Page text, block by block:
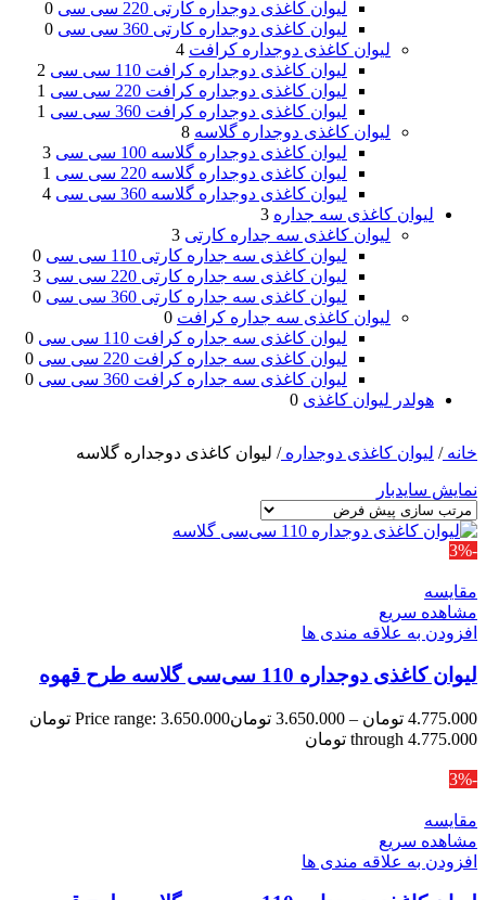
لیوان کاغذی دوجداره کارتی 220 سی سی
0
لیوان کاغذی دوجداره کارتی 360 سی سی
0
لیوان کاغذی دوجداره کرافت 4
لیوان کاغذی دوجداره کرافت 110 سی سی
2
لیوان کاغذی دوجداره کرافت 220 سی سی
1
لیوان کاغذی دوجداره کرافت 360 سی سی
1
لیوان کاغذی دوجداره گلاسه 8
لیوان کاغذی دوجداره گلاسه 100 سی سی
3
لیوان کاغذی دوجداره گلاسه 220 سی سی
1
لیوان کاغذی دوجداره گلاسه 360 سی سی
4
لیوان کاغذی سه جداره 3
لیوان کاغذی سه جداره کارتی 3
لیوان کاغذی سه جداره کارتی 110 سی سی
0
لیوان کاغذی سه جداره کارتی 220 سی سی
3
لیوان کاغذی سه جداره کارتی 360 سی سی
0
لیوان کاغذی سه جداره کرافت 0
لیوان کاغذی سه جداره کرافت 110 سی سی
0
لیوان کاغذی سه جداره کرافت 220 سی سی
0
لیوان کاغذی سه جداره کرافت 360 سی سی
0
هولدر لیوان کاغذی 0
خانه/ لیوان کاغذی دوجداره/ لیوان کاغذی دوجداره گلاسه
نمایش سایدبار
-3%
مقایسه
مشاهده سریع
افزودن به علاقه مندی ها
لیوان کاغذی دوجداره 110 سی‌سی گلاسه طرح قهوه
4.775.000 تومان –
3.650.000 تومان
Price range: 3.650.000 تومان
through 4.775.000 تومان
-3%
مقایسه
مشاهده سریع
افزودن به علاقه مندی ها